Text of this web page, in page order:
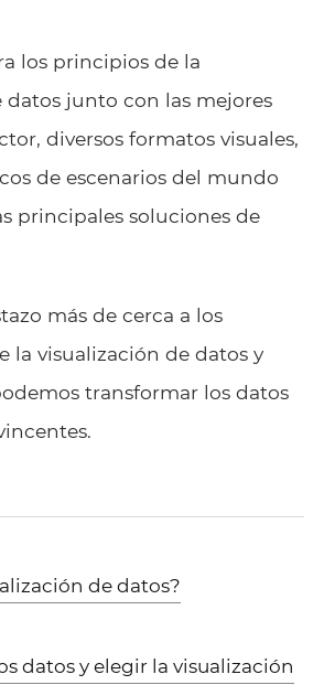
los principios de la
datos junto con las mejores
diversos formatos visuales,
de escenarios del mundo
principales soluciones de
más de cerca a los
la visualización de datos y
transformar los datos
de datos?
datos y elegir la visualización